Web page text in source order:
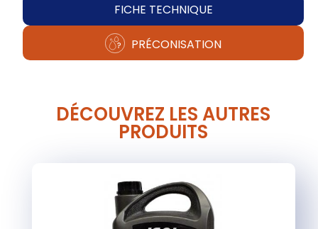
FICHE TECHNIQUE
PRÉCONISATION
DÉCOUVREZ LES AUTRES
PRODUITS